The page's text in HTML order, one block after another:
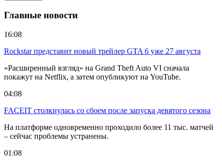
Главные новости
16:08
Rockstar представит новый трейлер GTA 6 уже 27 августа
«Расширенный взгляд» на Grand Theft Auto VI сначала
покажут на Netflix, а затем опубликуют на YouTube.
04:08
FACEIT столкнулась со сбоем после запуска девятого сезона
На платформе одновременно проходило более 11 тыс. матчей
– сейчас проблемы устранены.
01:08